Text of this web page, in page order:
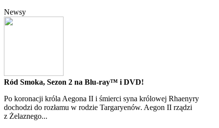
Newsy
Ród Smoka, Sezon 2 na Blu-ray™ i DVD!
Po koronacji króla Aegona II i śmierci syna królowej Rhaenyry
dochodzi do rozłamu w rodzie Targaryenów. Aegon II rządzi
z Żelaznego...